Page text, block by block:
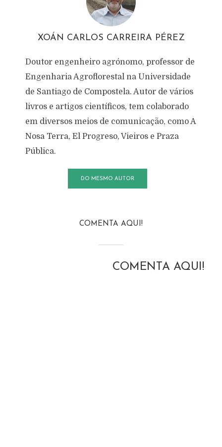
XOÁN CARLOS CARREIRA PÉREZ
Doutor engenheiro agrónomo, professor de
Engenharia Agroflorestal na Universidade
de Santiago de Compostela. Autor de vários
livros e artigos científicos, tem colaborado
em diversos meios de comunicação, como A
Nosa Terra, El Progreso, Vieiros e Praza
Pública.
DO MESMO AUTOR
COMENTA AQUI!
COMENTA AQUI!